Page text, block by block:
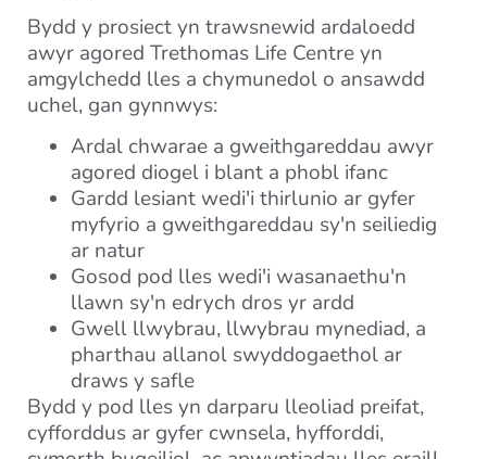
Bydd y prosiect yn trawsnewid ardaloedd
awyr agored Trethomas Life Centre yn
amgylchedd lles a chymunedol o ansawdd
uchel, gan gynnwys:
Ardal chwarae a gweithgareddau awyr
agored diogel i blant a phobl ifanc
Gardd lesiant wedi'i thirlunio ar gyfer
myfyrio a gweithgareddau sy'n seiliedig
ar natur
Gosod pod lles wedi'i wasanaethu'n
llawn sy'n edrych dros yr ardd
Gwell llwybrau, llwybrau mynediad, a
pharthau allanol swyddogaethol ar
draws y safle
Bydd y pod lles yn darparu lleoliad preifat,
cyfforddus ar gyfer cwnsela, hyfforddi,